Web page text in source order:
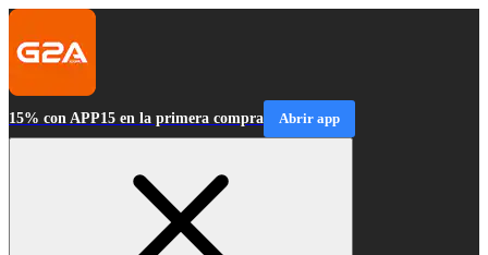
15% con APP15 en la primera compra Abrir app